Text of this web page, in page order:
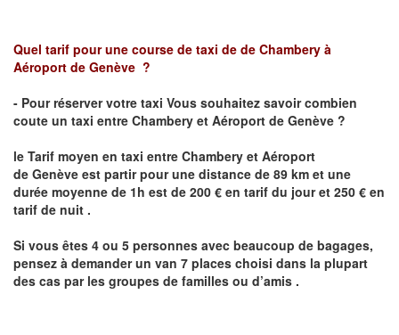
Quel tarif pour une course de taxi de de Chambery à
Aéroport de Genève ?
- Pour réserver votre taxi Vous souhaitez savoir combien
coute un taxi entre Chambery et Aéroport de Genève ?
le Tarif moyen en taxi entre Chambery et Aéroport
de Genève est partir pour une distance de 89 km et une
durée moyenne de 1h est de 200 € en tarif du jour et 250 € en
tarif de nuit .
Si vous êtes 4 ou 5 personnes avec beaucoup de bagages,
pensez à demander un van 7 places choisi dans la plupart
des cas par les groupes de familles ou d’amis .